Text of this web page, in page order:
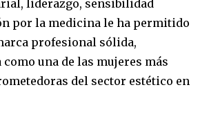
liderazgo, sensibilidad
por la medicina le ha permitido
profesional sólida,
una de las mujeres más
del sector estético en